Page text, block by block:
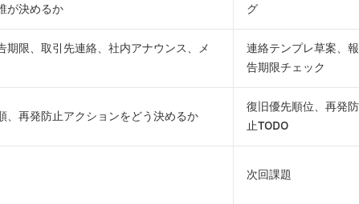
が決めるか
グ
限、取引先連絡、社内アナウンス、メ
連絡テンプレ草案、報
告期限チェック
再発防止アクションをどう決めるか
復旧優先順位、再発防
止TODO
次回課題